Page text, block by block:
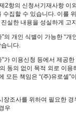
2항의 신청서기재사항 이
집할 수 있습니다. 이를
진실한 내용을 성실하게 고
의 개인 식별이 가능한 “개
습니다.
가 이용신청 등에서 제공
동의 없이 목적 외로 이
모든 책임은 “(주)유로셀”
장조사를 위하여 필요한
우